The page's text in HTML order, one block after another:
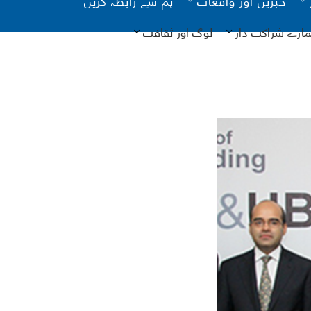
شراکت دار
یونیسیف
لوگ اور ثقافت